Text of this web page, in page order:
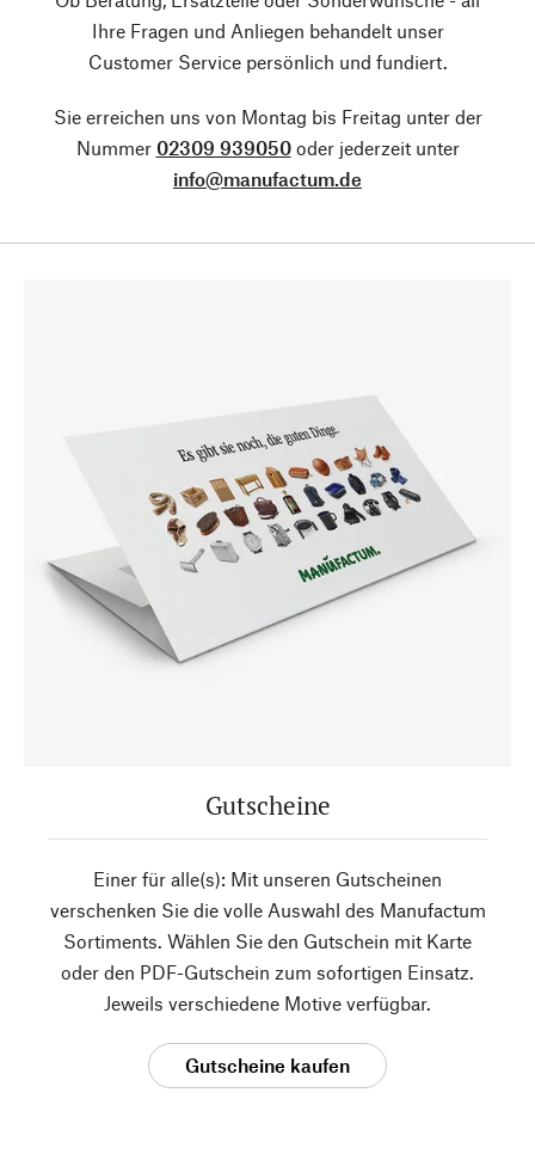
Ihre Fragen und Anliegen behandelt unser
Customer Service persönlich und fundiert.
Sie erreichen uns von Montag bis Freitag unter der
Nummer 02309 939050oder jederzeit unter
info@manufactum.de
Gutscheine
Einer für alle(s): Mit unseren Gutscheinen
verschenken Sie die volle Auswahl des Manufactum
Sortiments. Wählen Sie den Gutschein mit Karte
oder den PDF-Gutschein zum sofortigen Einsatz.
Jeweils verschiedene Motive verfügbar.
Gutscheine kaufen